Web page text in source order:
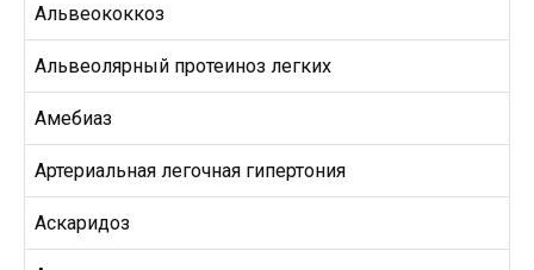
Альвеококкоз
Альвеолярный протеиноз легких
Амебиаз
Артериальная легочная гипертония
Аскаридоз